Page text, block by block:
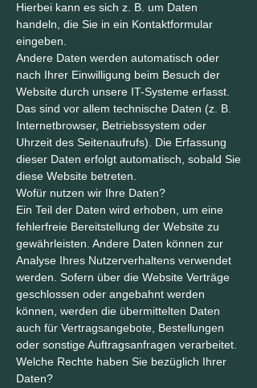
Hierbei kann es sich z. B. um Daten
handeln, die Sie in ein Kontaktformular
eingeben.
Andere Daten werden automatisch oder
nach Ihrer Einwilligung beim Besuch der
Website durch unsere IT-Systeme erfasst.
Das sind vor allem technische Daten (z. B.
Internetbrowser, Betriebssystem oder
Uhrzeit des Seitenaufrufs). Die Erfassung
dieser Daten erfolgt automatisch, sobald Sie
diese Website betreten.
Wofür nutzen wir Ihre Daten?
Ein Teil der Daten wird erhoben, um eine
fehlerfreie Bereitstellung der Website zu
gewährleisten. Andere Daten können zur
Analyse Ihres Nutzerverhaltens verwendet
werden. Sofern über die Website Verträge
geschlossen oder angebahnt werden
können, werden die übermittelten Daten
auch für Vertragsangebote, Bestellungen
oder sonstige Auftragsanfragen verarbeitet.
Welche Rechte haben Sie bezüglich Ihrer
Daten?